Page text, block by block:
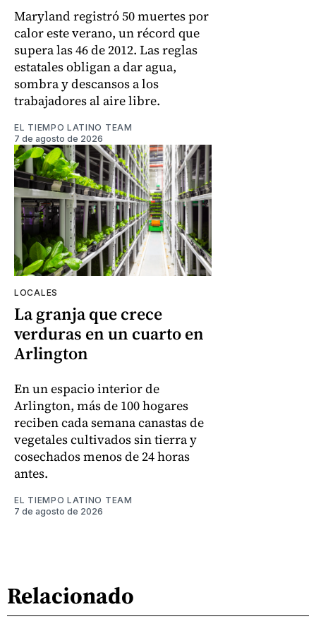
Maryland registró 50 muertes por
calor este verano, un récord que
supera las 46 de 2012. Las reglas
estatales obligan a dar agua,
sombra y descansos a los
trabajadores al aire libre.
EL TIEMPO LATINO TEAM
7 de agosto de 2026
LOCALES
La granja que crece
verduras en un cuarto en
Arlington
En un espacio interior de
Arlington, más de 100 hogares
reciben cada semana canastas de
vegetales cultivados sin tierra y
cosechados menos de 24 horas
antes.
EL TIEMPO LATINO TEAM
7 de agosto de 2026
Relacionado